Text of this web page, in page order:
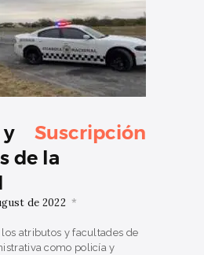
de la
Suscripción
de 2022
los atributos y facultades de
como policía y